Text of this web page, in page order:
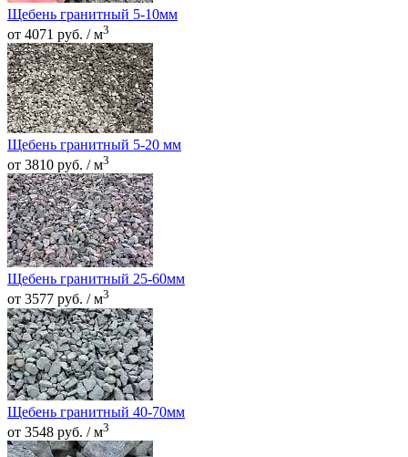
Щебень гранитный 5-10мм
от 4071 руб. / м3
Щебень гранитный 5-20 мм
от 3810 руб. / м3
Щебень гранитный 25-60мм
от 3577 руб. / м3
Щебень гранитный 40-70мм
от 3548 руб. / м3